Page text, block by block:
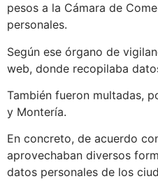
pesos a la Cámara de
personales.
Según ese órgano de
web, donde recopilaba
También fueron multadas,
y Montería.
En concreto, de acuerdo
aprovechaban diversos
datos personales de los